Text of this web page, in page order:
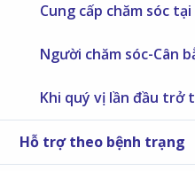
Cung cấp chăm sóc tại
Người chăm sóc-Cân
Khi quý vị lần đầu trở
Hỗ trợ theo bệnh trạng